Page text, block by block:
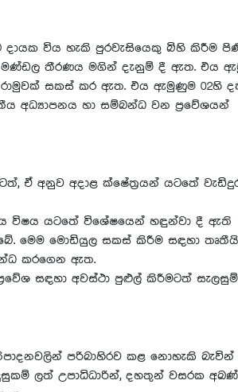
දායක විය හැකි පුරවැසියෙකු බිහි කිරීම
මණ්ඩල තීරණය මගින් දැනුම් දී ඇත. එය
රාමුවක් සකස් කර ඇත. එය ඇමුණුම 02හි
අධ්‍යාපනය හා සම්බන්ධ වන ප්‍රවේශයන්
ඒ අනුව අදාළ ක්ෂේත්‍රයන් යටතේ
විෂය යටතේ විශේෂයෙන් හඳුන්වා දී ඇති
මෙම මොඩියුල සකස් කිරීම සඳහා
කරගෙන ඇත.
සඳහා අවස්ථා පුළුල් කිරීමටත්
පරිබාහිරව කළ නොහැකි බැවින්
ලත් උපාධිධාරින්, දහතුන් වසරක